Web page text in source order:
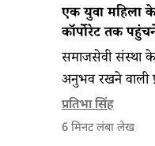
एक युवा महिला
कॉर्पोरेट तक
समाजसेवी संस्था
अनुभव रखने वाली
प्रदेश के एक
एग्जीक्यूटिव काम
प्रतिभा सिंह
6मिनट लंबा लेख